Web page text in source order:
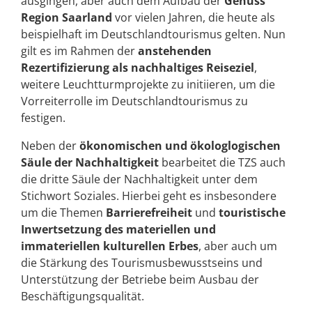
Region Saarland vor vielen Jahren, die heute als
beispielhaft im Deutschlandtourismus gelten. Nun
gilt es im Rahmen deranstehenden
Rezertifizierung als nachhaltiges Reiseziel,
weitere Leuchtturmprojekte zu initiieren, um die
Vorreiterrolle im Deutschlandtourismus zu
festigen.
Neben derökonomischen und ökologlogischen
Säule der Nachhaltigkeit bearbeitet die TZS auch
die dritte Säule der Nachhaltigkeit unter dem
Stichwort Soziales. Hierbei geht es insbesondere
um die Themen Barrierefreiheit und touristische
Inwertsetzung des materiellen und
immateriellen kulturellen Erbes, aber auch um
die Stärkung des Tourismusbewusstseins und
Unterstützung der Betriebe beim Ausbau der
Beschäftigungsqualität.